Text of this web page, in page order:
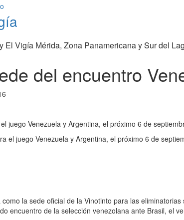
El Vigía Mérida, Zona Panamericana y Sur del
del encuentro
juego Venezuela y Argentina, el próximo 6 de
el juego Venezuela y Argentina, el próximo 6 de
la sede oficial de la Vinotinto para las
encuentro de la selección venezolana ante Brasil, el